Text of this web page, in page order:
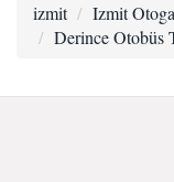
izmit Izmit
Derince Otobüs